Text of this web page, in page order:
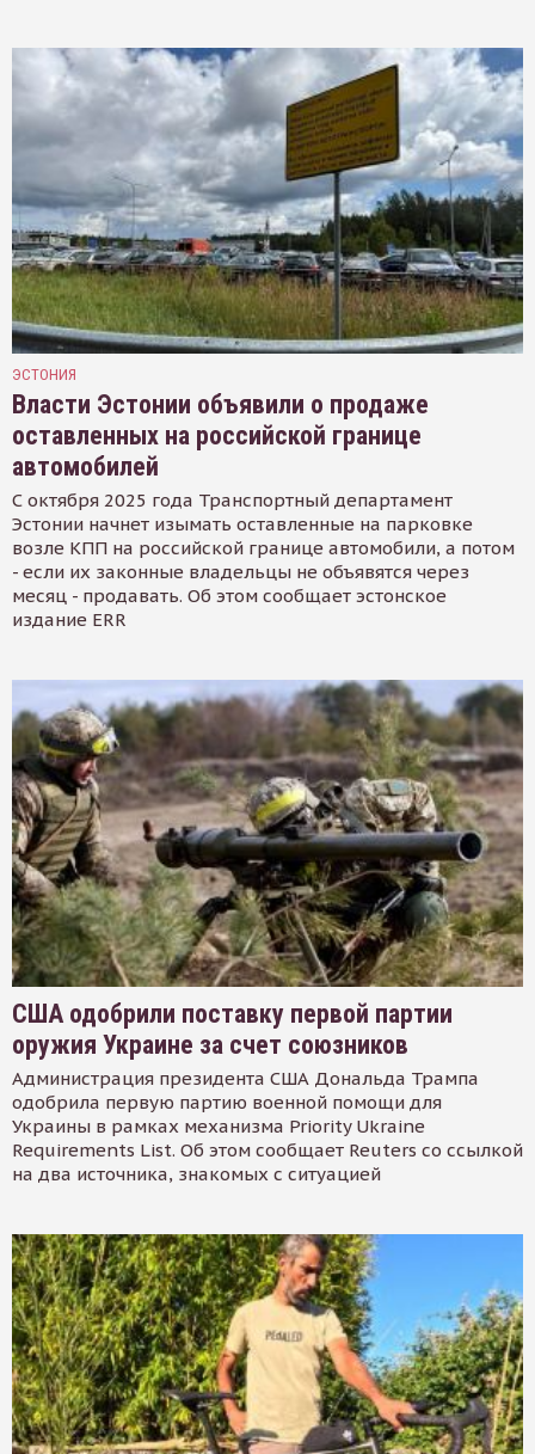
ЭСТОНИЯ
Власти Эстонии объявили о продаже
оставленных на российской границе
автомобилей
С октября 2025 года Транспортный департамент
Эстонии начнет изымать оставленные на парковке
возле КПП на российской границе автомобили, а потом
- если их законные владельцы не объявятся через
месяц - продавать. Об этом сообщает эстонское
издание ERR
США одобрили поставку первой партии
оружия Украине за счет союзников
Администрация президента США Дональда Трампа
одобрила первую партию военной помощи для
Украины в рамках механизма Priority Ukraine
Requirements List. Об этом сообщает Reuters со ссылкой
на два источника, знакомых с ситуацией